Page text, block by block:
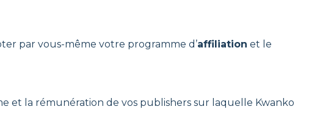
par vous-même votre programme d’affiliation et le
et la rémunération de vos publishers sur laquelle Kwanko